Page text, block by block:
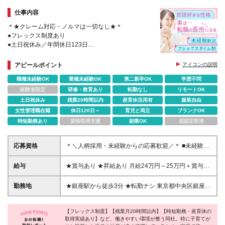
仕事内容
＊★クレーム対応・ノルマは一切なし★＊
●フレックス制度あり
●土日祝休み／年間休日123日
●子育て世代活躍中！
アピールポイント アイコンの説明
職種未経験OK 業種未経験OK 第二新卒OK
学歴不問
経験者限定
研修・教育あり 転勤なし
リモートOK
土日祝休み
残業20時間以内 産育休活用有
服装自由
女性管理職在籍
休日120日～ 育児と両立
ブランクOK
時短勤務あり
資格取得支援 副業OK 国認定取得
応募資格
＊＼人柄採用・未経験からの応募歓迎／＊ ■未経験
OK ■学歴不問 ■30代40代活躍中 入社後は実際の現場
を知ることができる研修など、 教育サポート体制が
ップアップできます◎ ※入社直後から時短勤務で働け
るポジションもご用意！ 詳しくは面接時にご相談
給与
★賞与あり ★昇給あり 月給24万円～25万円＋賞与＋
交通費全額支給 ※経験・能力・年齢を考慮の上で、決
定します。 ※上記の金額には月30時間分のみなし残
3ヵ月（その間の給与・待遇に差異はありません）
勤務地
★銀座駅から徒歩3分 ★転勤ナシ 東京都中央区銀座6-
2-3 Daiwa銀座アネックス8階 (変更の範囲)上記を除く
当社関連勤務地
【フレックス制度】【残業月20時間以内】【時短勤務・産育休の
取得実績あり】など、働きやすい環境が整う同社。特に子育てが